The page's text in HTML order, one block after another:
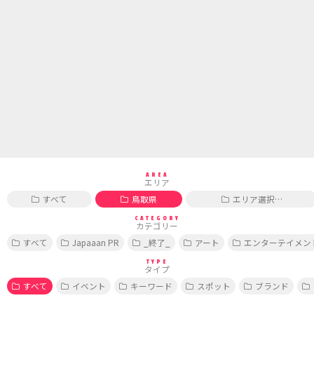
AREA
エリア
すべて
鳥取県 エリア選択…
CATEGORY
カテゴリー
すべて
Japaaan PR _終了_ アート エンターテイメン
TYPE
タイプ
すべて
イベント キーワード スポット ブランド